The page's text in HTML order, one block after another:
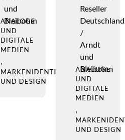
und
Bleibohm
ANALOGE
UND
DIGITALE
MEDIEN
,
MARKENIDENTITÄT
UND DESIGN
Reseller
Deutschland
/
Arndt
und
Bleibohm
ANALOGE
UND
DIGITALE
MEDIEN
,
UND DESIGN